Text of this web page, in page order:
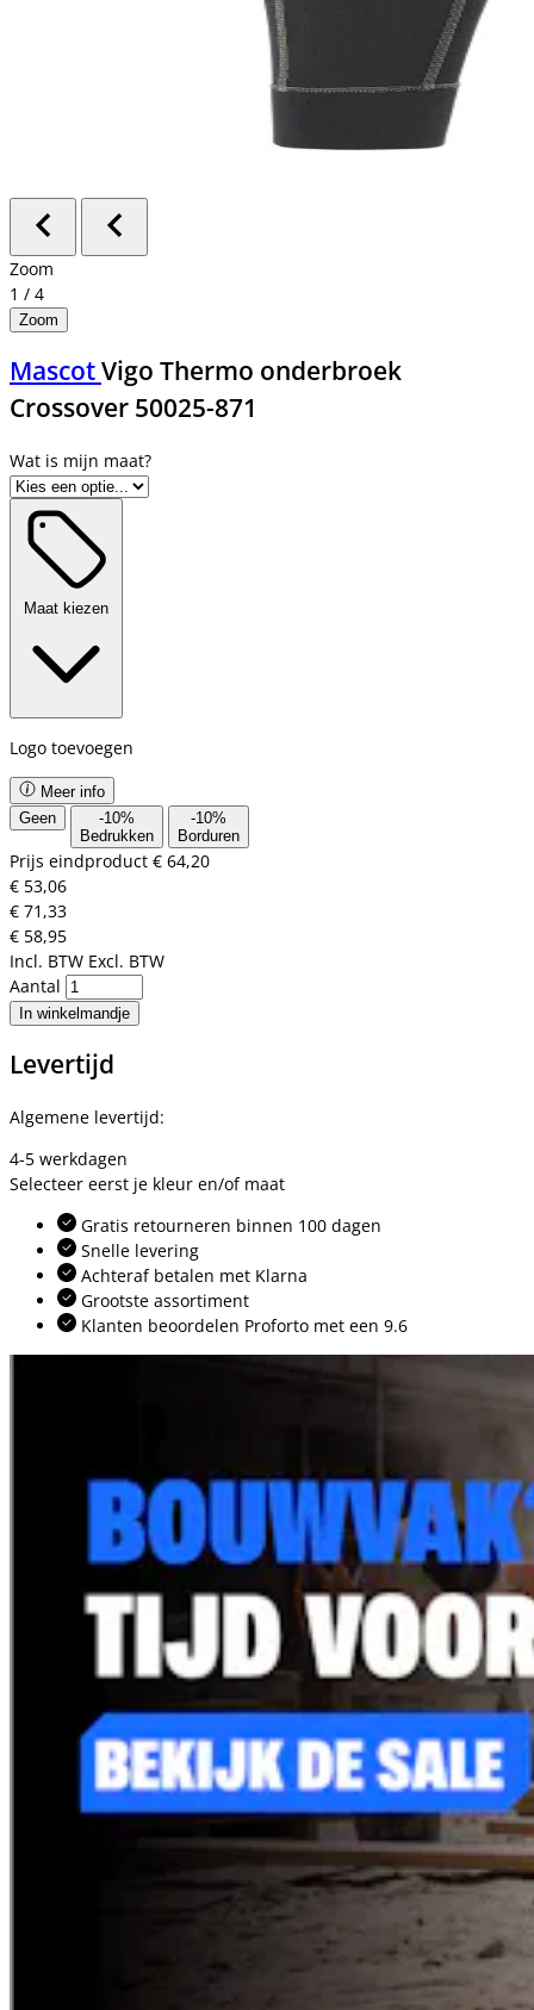
Zoom
1 / 4
Zoom
MascotVigo Thermo onderbroek
Crossover 50025-871
Maat kiezen
Logo toevoegen
Meer info
Geen
-10%
Bedrukken
-10%
Borduren
Prijs eindproduct € 64,20
€ 53,06
€ 71,33
€ 58,95
Incl. BTW Excl. BTW
Aantal
In winkelmandje
Levertijd
Algemene levertijd:
4-5 werkdagen
Selecteer eerst je kleur en/of maat
Gratis retourneren binnen 100 dagen
Snelle levering
Achteraf betalen met Klarna
Grootste assortiment
Klanten beoordelen Proforto met een 9.6